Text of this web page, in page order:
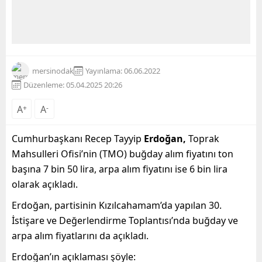
mersinodak
Yayınlama: 06.06.2022
Düzenleme: 05.04.2025 20:26
A+ A-
Cumhurbaşkanı Recep Tayyip Erdoğan, Toprak
Mahsulleri Ofisi’nin (TMO) buğday alım fiyatını ton
başına 7 bin 50 lira, arpa alım fiyatını ise 6 bin lira
olarak açıkladı.
Erdoğan, partisinin Kızılcahamam’da yapılan 30.
İstişare ve Değerlendirme Toplantısı’nda buğday ve
arpa alım fiyatlarını da açıkladı.
Erdoğan’ın açıklaması şöyle: